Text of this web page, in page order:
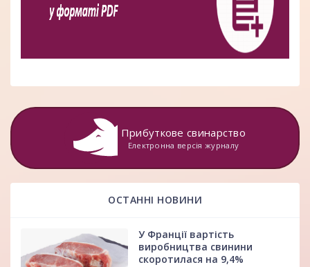
Прибуткове свинарство
Електронна версія журналу
ОСТАННІ НОВИНИ
У Франції вартість
виробництва свинини
скоротилася на 9,4%